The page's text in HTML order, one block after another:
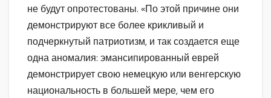
не будут опротестованы. «По этой причине они
демонстрируют все более крикливый и
подчеркнутый патриотизм, и так создается еще
одна аномалия: эмансипированный еврей
демонстрирует свою немецкую или венгерскую
национальность в большей мере, чем его